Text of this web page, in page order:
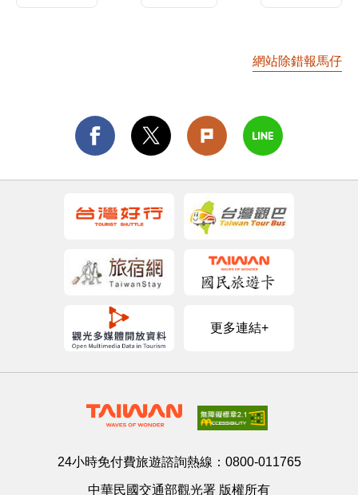
網站除錯報馬仔
更多連結+
24小時免付費旅遊諮詢熱線： 0800-011765
中華民國交通部觀光署 版權所有